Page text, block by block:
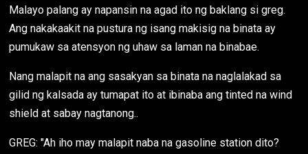
Malayo palang ay napansin na agad ito ng baklang si greg.
Ang nakakaakit na pustura ng isang makisig na binata ay
pumukaw sa atensyon ng uhaw sa laman na binabae.
Nang malapit na ang sasakyan sa binata na naglalakad sa
gilid ng kalsada ay tumapat ito at ibinaba ang tinted na wind
shield at sabay nagtanong..
GREG: "Ah iho may malapit naba na gasoline station dito?